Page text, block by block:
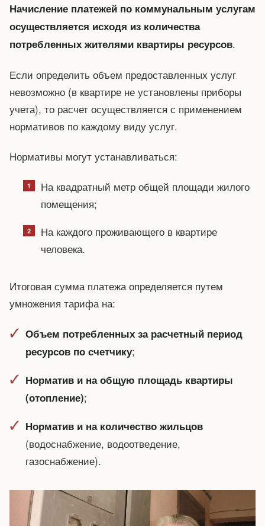
Начисление платежей по коммунальным услугам
осуществляется исходя из количества
потребленных жителями квартиры ресурсов.
Если определить объем предоставленных услуг
невозможно (в квартире не установлены приборы
учета), то расчет осуществляется с применением
нормативов по каждому виду услуг.
Нормативы могут устанавливаться:
На квадратный метр общей площади жилого
помещения;
На каждого проживающего в квартире
человека.
Итоговая сумма платежа определяется путем
умножения тарифа на:
Объем потребленных за расчетный период
ресурсов по счетчику;
Норматив и на общую площадь квартиры
(отопление);
Норматив и на количество жильцов
(водоснабжение, водоотведение,
газоснабжение).